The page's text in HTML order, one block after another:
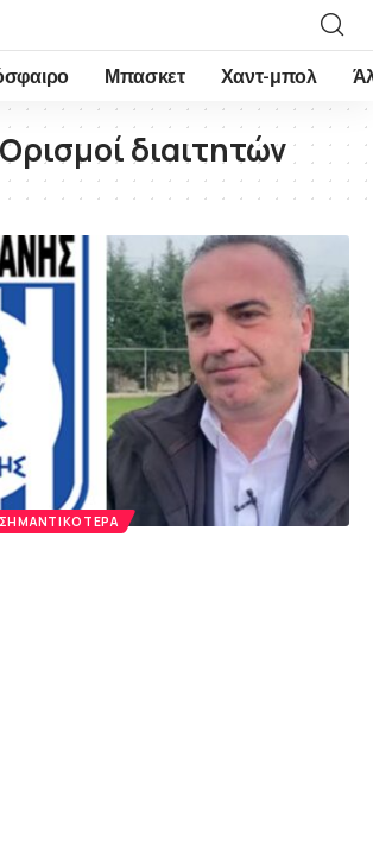
Μπασκετ Χαντ-μπολ
Ορισμοί διαιτητών
ΣΗΜΑΝΤΙΚΌΤΕΡΑ